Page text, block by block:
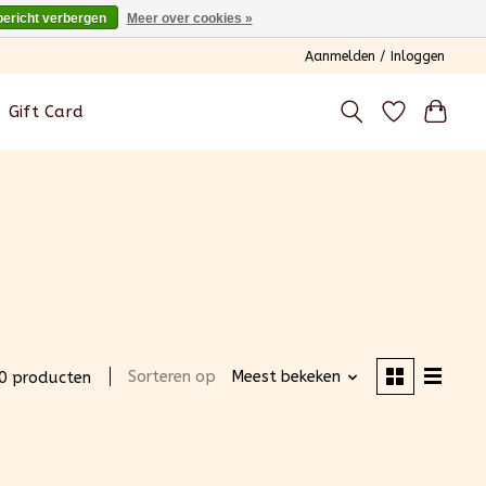
Aanmelden / Inloggen
Gift Card
producten Sorteren op Meest bekeken
verbergen Meer over cookies »